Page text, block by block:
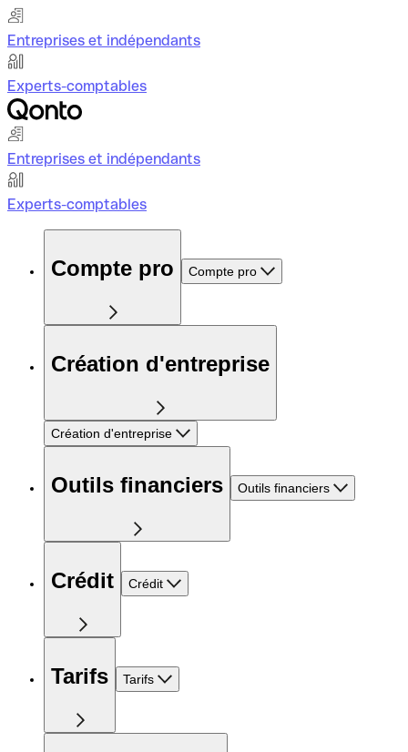
Entreprises et indépendants
Experts-comptables
Entreprises et indépendants
Experts-comptables
Compte pro Compte pro
Création d'entreprise
Création d'entreprise
Outils financiers Outils financiers
Crédit Crédit
Tarifs Tarifs